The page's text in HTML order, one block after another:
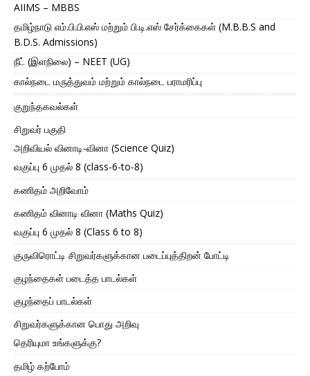
AIIMS – MBBS
தமிழ்நாடு எம்.பி.பி.எஸ் மற்றும் பி.டி.எஸ் சேர்க்கைகள் (M.B.B.S and
B.D.S. Admissions)
நீட் (இளநிலை) – NEET (UG)
கால்நடை மருத்துவம் மற்றும் கால்நடை பராமரிப்பு
குறுந்தகவல்கள்
சிறுவர் பகுதி
அறிவியல் வினாடி-வினா (Science Quiz)
வகுப்பு 6 முதல் 8 (class-6-to-8)
கணிதம் அறிவோம்
கணிதம் வினாடி வினா (Maths Quiz)
வகுப்பு 6 முதல் 8 (Class 6 to 8)
குருவிரொட்டி சிறுவர்களுக்கான படைப்புத்திறன் போட்டி
குழந்தைகள் படைத்த பாடல்கள்
குழந்தைப் பாடல்கள்
சிறுவர்களுக்கான பொது அறிவு
தெரியுமா உங்களுக்கு?
தமிழ் கற்போம்